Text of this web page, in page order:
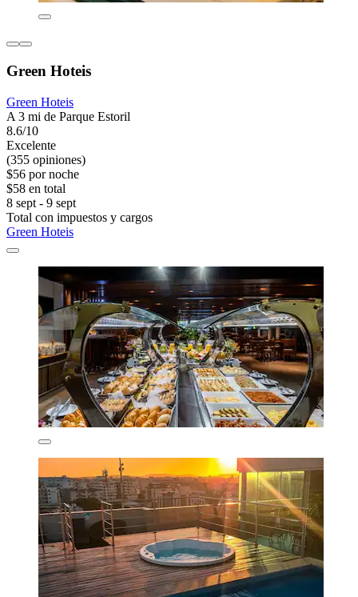
Green Hoteis
Green Hoteis
A 3 mi de Parque Estoril
8.6/10
Excelente
(355 opiniones)
$56 por noche
$58 en total
8 sept - 9 sept
Total con impuestos y cargos
Green Hoteis